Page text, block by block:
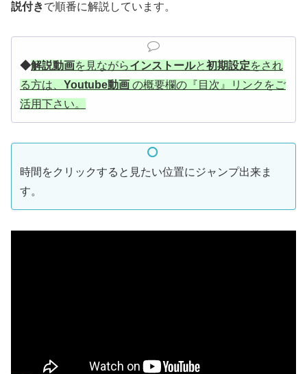
説付きで順番に解説しています。
◆解説動画を見ながらインストールと初期設定をされ
る方は、 Youtube動画 の概要欄の『目次』リンクをご
活用下さい。
時間をクリックすると見たい位置にジャンプ出来ま
す。